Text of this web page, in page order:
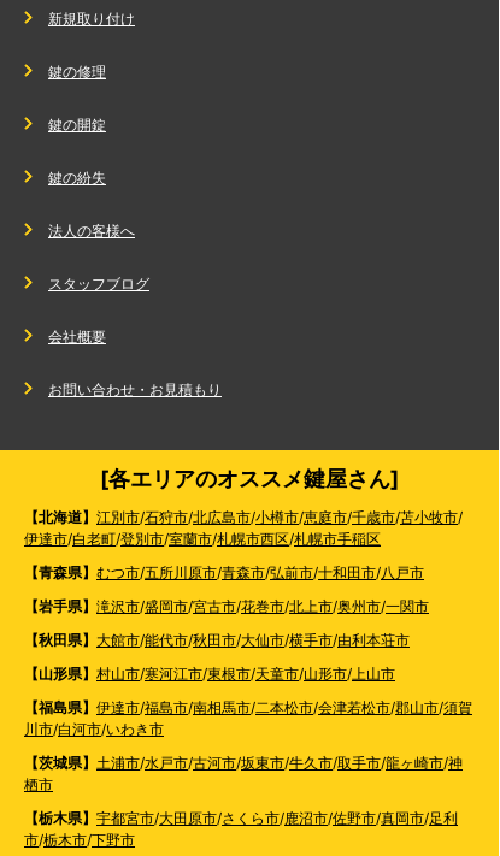
新規取り付け
鍵の修理
鍵の開錠
鍵の紛失
法人の客様へ
スタッフブログ
会社概要
お問い合わせ・お見積もり
[各エリアのオススメ鍵屋さん]
【北海道】 江別市/石狩市/北広島市/小樽市/恵庭市/千歳市/苫小牧市/
伊達市/白老町/登別市/室蘭市/札幌市西区/札幌市手稲区
【青森県】 むつ市/五所川原市/青森市/弘前市/十和田市/八戸市
【岩手県】 滝沢市/盛岡市/宮古市/花巻市/北上市/奥州市/一関市
【秋田県】 大館市/能代市/秋田市/大仙市/横手市/由利本荘市
【山形県】 村山市/寒河江市/東根市/天童市/山形市/上山市
【福島県】 伊達市/福島市/南相馬市/二本松市/会津若松市/郡山市/須賀
川市/白河市/いわき市
【茨城県】 土浦市/水戸市/古河市/坂東市/牛久市/取手市/龍ヶ崎市/神
栖市
【栃木県】 宇都宮市/大田原市/さくら市/鹿沼市/佐野市/真岡市/足利
市/栃木市/下野市